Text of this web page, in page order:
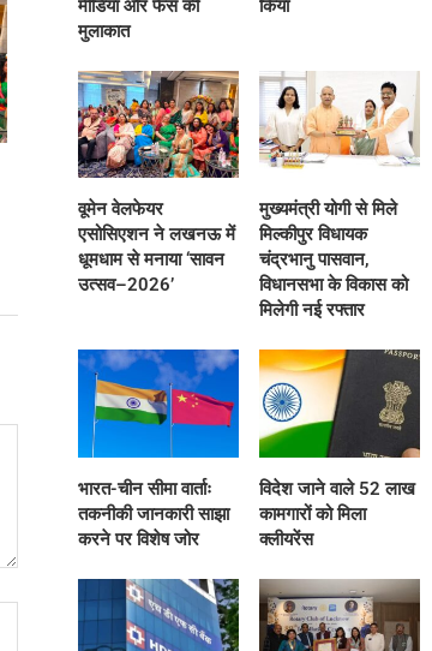
मुख्यमंत्री योगी से मिले मिल्कीपुर विधायक
चंद्रभानु पासवान,...
August 8, 2026
भारत-चीन सीमा
साझा करने
August 8,
मीडिया और फैंस की
मुलाकात
किया
वूमेन वेलफेयर
एसोसिएशन ने लखनऊ में
धूमधाम से मनाया ‘सावन
उत्सव–2026’
मुख्यमंत्री योगी से मिले
मिल्कीपुर विधायक
चंद्रभानु पासवान,
विधानसभा के विकास को
मिलेगी नई रफ्तार
भारत-चीन सीमा वार्ताः
तकनीकी जानकारी साझा
करने पर विशेष जोर
विदेश जाने वाले 52 लाख
कामगारों को मिला
क्लीयरेंस